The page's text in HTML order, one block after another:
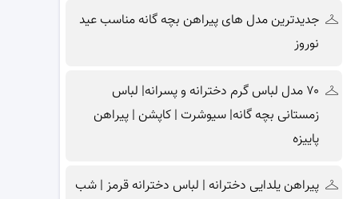
جدیدترین مدل های پیراهن بچه گانه مناسب عید
نوروز
۷۰ مدل لباس گرم دخترانه و پسرانه| لباس
زمستانی بچه گانه| سیوشرت | کاپشن | پیراهن
پاییزه
پیراهن یلدایی دخترانه | لباس دخترانه قرمز | شب